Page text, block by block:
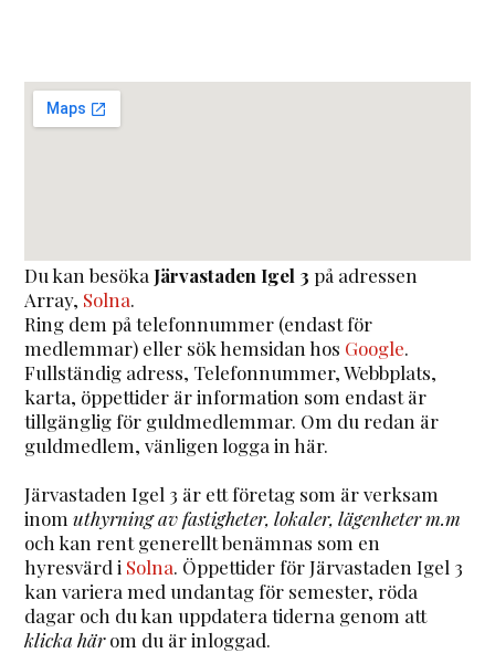
Du kan besöka Järvastaden Igel 3 på adressen
Array, Solna.
Ring dem på telefonnummer (endast för
medlemmar) eller sök hemsidan hos Google.
Fullständig adress, Telefonnummer, Webbplats,
karta, öppettider är information som endast är
tillgänglig för guldmedlemmar. Om du redan är
guldmedlem, vänligen logga in här.
Järvastaden Igel 3 är ett företag som är verksam
inomuthyrning av fastigheter, lokaler, lägenheter m.m
och kan rent generellt benämnas som en
hyresvärd i Solna. Öppettider för Järvastaden Igel 3
kan variera med undantag för semester, röda
dagar och du kan uppdatera tiderna genom att
klicka härom du är inloggad.